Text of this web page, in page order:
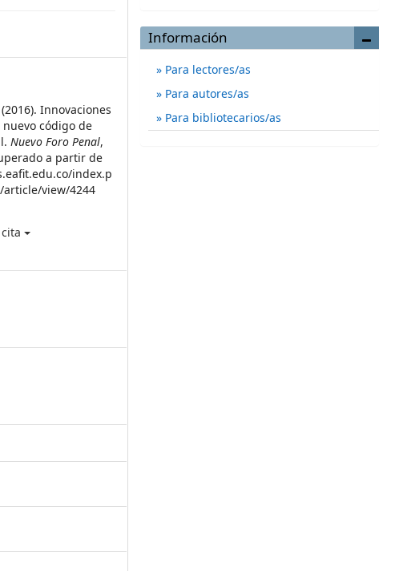
Innovaciones
código de
Nuevo Foro Penal,
a partir de
index.p
view/4244
cita
Información
Para lectores/as
Para autores/as
Para bibliotecarios/as